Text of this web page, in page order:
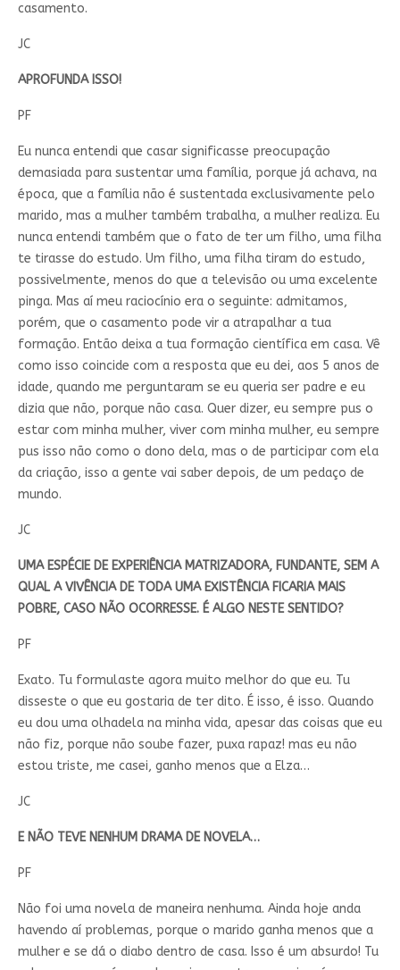
casamento.
JC
APROFUNDA ISSO!
PF
Eu nunca entendi que casar significasse preocupação
demasiada para sustentar uma família, porque já achava, na
época, que a família não é sustentada exclusivamente pelo
marido, mas a mulher também trabalha, a mulher realiza. Eu
nunca entendi também que o fato de ter um filho, uma filha
te tirasse do estudo. Um filho, uma filha tiram do estudo,
possivelmente, menos do que a televisão ou uma excelente
pinga. Mas aí meu raciocínio era o seguinte: admitamos,
porém, que o casamento pode vir a atrapalhar a tua
formação. Então deixa a tua formação científica em casa. Vê
como isso coincide com a resposta que eu dei, aos 5 anos de
idade, quando me perguntaram se eu queria ser padre e eu
dizia que não, porque não casa. Quer dizer, eu sempre pus o
estar com minha mulher, viver com minha mulher, eu sempre
pus isso não como o dono dela, mas o de participar com ela
da criação, isso a gente vai saber depois, de um pedaço de
mundo.
JC
UMA ESPÉCIE DE EXPERIÊNCIA MATRIZADORA, FUNDANTE, SEM A
QUAL A VIVÊNCIA DE TODA UMA EXISTÊNCIA FICARIA MAIS
POBRE, CASO NÃO OCORRESSE. É ALGO NESTE SENTIDO?
PF
Exato. Tu formulaste agora muito melhor do que eu. Tu
disseste o que eu gostaria de ter dito. É isso, é isso. Quando
eu dou uma olhadela na minha vida, apesar das coisas que eu
não fiz, porque não soube fazer, puxa rapaz! mas eu não
estou triste, me casei, ganho menos que a Elza…
JC
E NÃO TEVE NENHUM DRAMA DE NOVELA…
PF
Não foi uma novela de maneira nenhuma. Ainda hoje anda
havendo aí problemas, porque o marido ganha menos que a
mulher e se dá o diabo dentro de casa. Isso é um absurdo! Tu